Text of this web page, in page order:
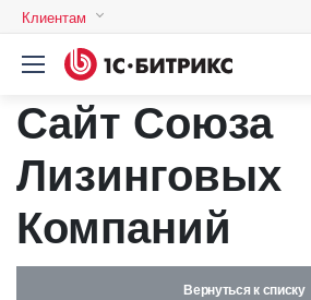
Клиентам
Авторизация
Логин
Пароль
Сайт Союза
Лизинговых
Компаний
Вернуться к списку